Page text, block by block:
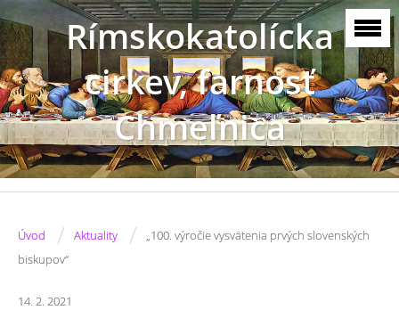
Rímskokatolícka
cirkev, farnosť
Chmeľnica
Úvod / Aktuality /
„100. výročie vysvätenia prvých slovenských
biskupov“
14. 2. 2021